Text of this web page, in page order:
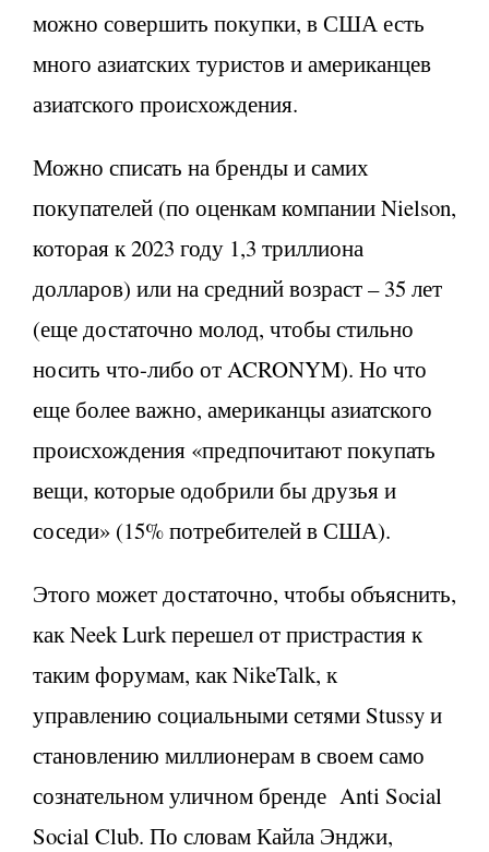
можно совершить покупки, в США есть
много азиатских туристов и американцев
азиатского происхождения.
Можно списать на бренды и самих
покупателей (по оценкам компании Nielson,
которая к 2023 году 1,3 триллиона
долларов) или на средний возраст – 35 лет
(еще достаточно молод, чтобы стильно
носить что-либо от ACRONYM). Но что
еще более важно, американцы азиатского
происхождения «предпочитают покупать
вещи, которые одобрили бы друзья и
соседи» (15% потребителей в США).
Этого может достаточно, чтобы объяснить,
как Neek Lurk перешел от пристрастия к
таким форумам, как NikeTalk, к
управлению социальными сетями Stussy и
становлению миллионерам в своем само
сознательном уличном бренде Anti Social
Social Club. По словам Кайла Энджи,